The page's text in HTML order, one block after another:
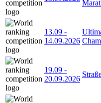
13.09 -
14.09.2026
19.09 -
20.09.2026